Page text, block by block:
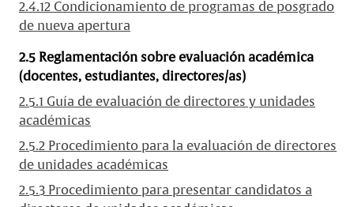
2.4.12 Condicionamiento de programas de posgrado
de nueva apertura
2.5 Reglamentación sobre evaluación académica
(docentes, estudiantes, directores/as)
2.5.1 Guía de evaluación de directores y unidades
académicas
2.5.2 Procedimiento para la evaluación de directores
de unidades académicas
2.5.3 Procedimiento para presentar candidatos a